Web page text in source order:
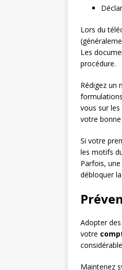
Lors du
Les
procédure.
Rédigez un
vous sur
votre
Si votre
les motifs
Parfois,
débloquer
Adopter
votre
Maintenez